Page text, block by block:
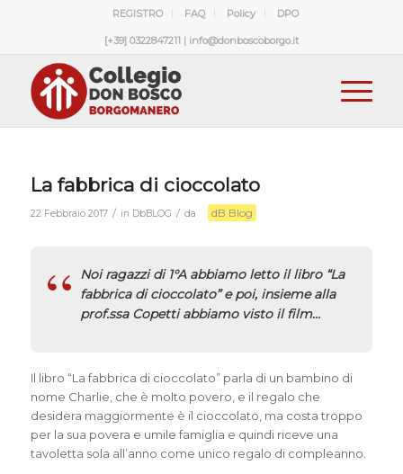
REGISTRO FAQ Policy DPO
[+39] 0322847211 | info@donboscoborgo.it
La fabbrica di cioccolato
22 Febbraio 2017 / in DbBLOG / da dB Blog
Noi ragazzi di 1°A abbiamo letto il libro “La
fabbrica di cioccolato” e poi, insieme alla
prof.ssa Copetti abbiamo visto il film…
Il libro “La fabbrica di cioccolato” parla di un bambino di
nome Charlie, che è molto povero, e il regalo che
desidera maggiormente è il cioccolato, ma costa troppo
per la sua povera e umile famiglia e quindi riceve una
tavoletta sola all’anno come unico regalo di compleanno.